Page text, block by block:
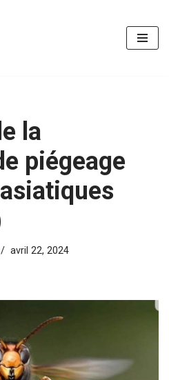
la
piégeage
avril 22, 2024